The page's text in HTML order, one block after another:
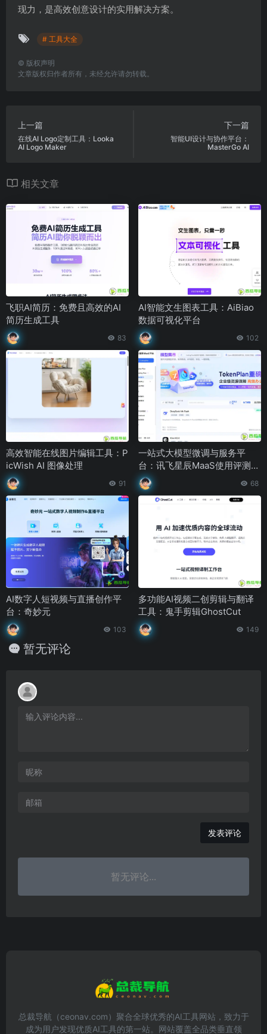
现力，是高效创意设计的实用解决方案。
# 工具大全
© 版权声明
文章版权归作者所有，未经允许请勿转载。
上一篇
在线AI Logo定制工具：Looka
AI Logo Maker
下一篇
智能UI设计与协作平台：
MasterGo AI
相关文章
飞职AI简历：免费且高效的AI
简历生成工具
83
AI智能文生图表工具：AiBiao
数据可视化平台
102
高效智能在线图片编辑工具：P
icWish AI 图像处理
91
一站式大模型微调与服务平
台：讯飞星辰MaaS使用评测与
功能解析
68
AI数字人短视频与直播创作平
台：奇妙元
103
多功能AI视频二创剪辑与翻译
工具：鬼手剪辑GhostCut
149
暂无评论
发表评论
暂无评论...
总裁导航（ceonav.com）聚合全球优秀的AI工具网站，致力于
成为用户发现优质AI工具的第一站。网站覆盖全品类垂直领